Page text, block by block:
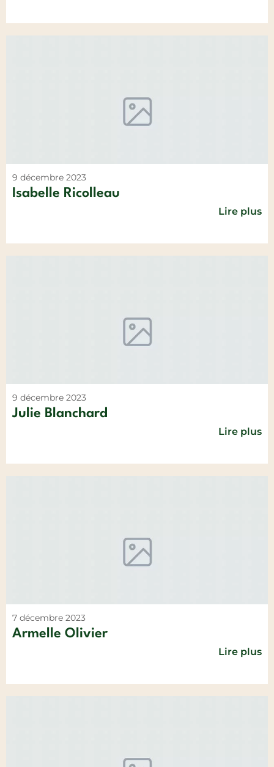
9 décembre 2023
Isabelle Ricolleau
Lire plus
9 décembre 2023
Julie Blanchard
Lire plus
7 décembre 2023
Armelle Olivier
Lire plus